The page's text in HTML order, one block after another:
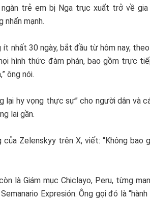
trẻ em bị Nga trục xuất trở về gia
mạnh.
nhất 30 ngày, bắt đầu từ hôm nay,
hình thức đàm phán, bao gồm trực
ông nói.
lại hy vọng thực sự” cho người dân và
lai gần.
Zelenskyy trên X, viết: “Không bao
là Giám mục Chiclayo, Peru, từng
Expresión. Ông gọi đó là